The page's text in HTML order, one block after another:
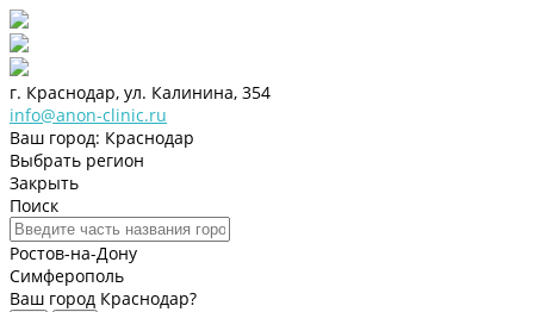
г. Краснодар, ул. Калинина, 354
info@anon-clinic.ru
Ваш город: Краснодар
Выбрать регион
Закрыть
Поиск
Ростов-на-Дону
Симферополь
Ваш город Краснодар?